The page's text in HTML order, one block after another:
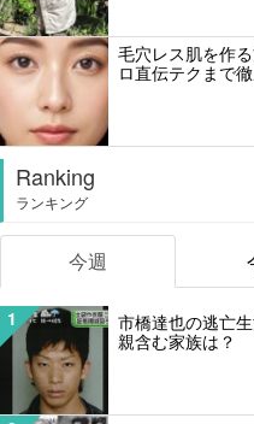
毛穴レス肌を作
ロ直伝テクまで
Ranking
ランキング
今週
1
市橋達也の逃亡
親含む家族は？